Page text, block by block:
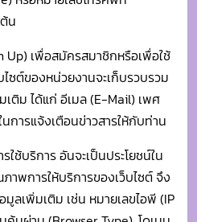
ช้บริการ อันจะเป็นประโยชน์ใน
าพการให้บริการของเว็บไซต์ จึง
ลเพิ่มเติม เช่น หมายเลขไอพี (IP
นผ่าน (Browser Type), โดเมน
ถิติหน้าเว็บ (Web Page
วจสอบนโยบายการคุ้มครอง
ของเว็บไซต์อื่นที่เชื่อมโยง
ว็บไซต์เหล่านั้น เก็บรวบรวม ใช้